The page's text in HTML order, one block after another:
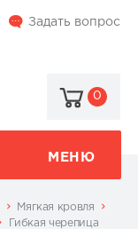
Задать вопрос
0
МЕНЮ
Мягкая кровля
Гибкая черепица